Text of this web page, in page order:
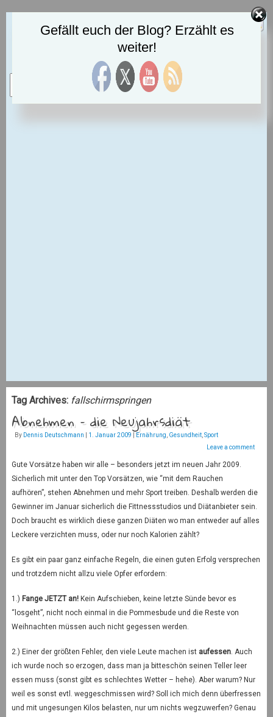
Dennis Deutschmann bloggt
Solange man mich lässt, blogge ich hier alles was
Tag Archives: fallschirmspringen
Abnehmen – die Neujahrsdiät
By Dennis Deutschmann 1. Januar 2009 Ernährung Gesundheit, Sport
Leave a comment
Gute Vorsätze haben wir alle – besonders jetzt im neuen Jahr 2009.
Sicherlich mit unter den Top Vorsätzen, wie “mit dem Rauchen
aufhören”, stehen Abnehmen und mehr Sport treiben. Deshalb werden die
Gewinner im Januar sicherlich die Fittnessstudios und Diätanbieter sein.
Doch braucht es wirklich diese ganzen Diäten wo man entweder auf alles
Leckere verzichten muss, oder nur noch Kalorien zählt?
Es gibt ein paar ganz einfache Regeln, die einen guten Erfolg versprechen
und trotzdem nicht allzu viele Opfer erfordern:
1.) Fange JETZT an!Kein Aufschieben, keine letzte Sünde bevor es
“losgeht”, nicht noch einmal in die Pommesbude und die Reste von
Weihnachten müssen auch nicht gegessen werden.
2.) Einer der größten Fehler, den viele Leute machen ist aufessen. Auch
ich wurde noch so erzogen, dass man ja bitteschön seinen Teller leer
essen muss (sonst gibt es schlechtes Wetter – hehe). Aber warum? Nur
weil es sonst evtl. weggeschmissen wird? Soll ich mich denn überfressen
und mit ungesungen Kilos belasten, nur um nichts wegzuwerfen? Genau
Gefällt euch der Blog? Erzählt es
weiter!